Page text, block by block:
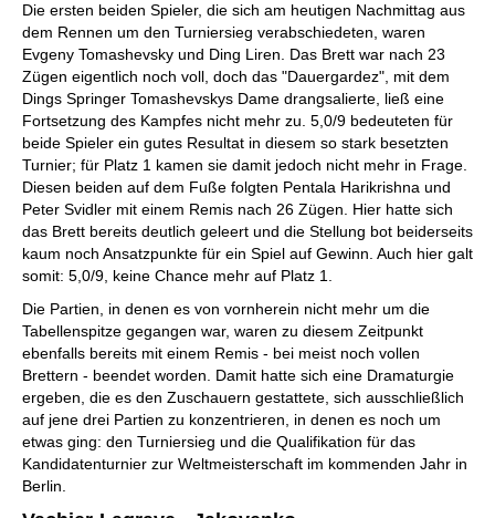
Die ersten beiden Spieler, die sich am heutigen Nachmittag aus
dem Rennen um den Turniersieg verabschiedeten, waren
Evgeny Tomashevsky und Ding Liren. Das Brett war nach 23
Zügen eigentlich noch voll, doch das "Dauergardez", mit dem
Dings Springer Tomashevskys Dame drangsalierte, ließ eine
Fortsetzung des Kampfes nicht mehr zu. 5,0/9 bedeuteten für
beide Spieler ein gutes Resultat in diesem so stark besetzten
Turnier; für Platz 1 kamen sie damit jedoch nicht mehr in Frage.
Diesen beiden auf dem Fuße folgten Pentala Harikrishna und
Peter Svidler mit einem Remis nach 26 Zügen. Hier hatte sich
das Brett bereits deutlich geleert und die Stellung bot beiderseits
kaum noch Ansatzpunkte für ein Spiel auf Gewinn. Auch hier galt
somit: 5,0/9, keine Chance mehr auf Platz 1.
Die Partien, in denen es von vornherein nicht mehr um die
Tabellenspitze gegangen war, waren zu diesem Zeitpunkt
ebenfalls bereits mit einem Remis - bei meist noch vollen
Brettern - beendet worden. Damit hatte sich eine Dramaturgie
ergeben, die es den Zuschauern gestattete, sich ausschließlich
auf jene drei Partien zu konzentrieren, in denen es noch um
etwas ging: den Turniersieg und die Qualifikation für das
Kandidatenturnier zur Weltmeisterschaft im kommenden Jahr in
Berlin.